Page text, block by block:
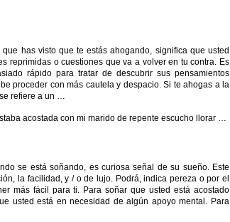
has visto que te estás ahogando, significa que usted
reprimidas o cuestiones que va a volver en tu contra. Es
rápido para tratar de descubrir sus pensamientos
proceder con más cautela y despacio. Si te ahogas a la
refiere a un …
acostada con mi marido de repente escucho llorar …
se está soñando, es curiosa señal de su sueño. Este
la facilidad,y / ode lujo. Podrá, indica pereza o por el
más fácil para ti. Parasoñar que usted está acostado
usted está en necesidad de algún apoyo mental. Para